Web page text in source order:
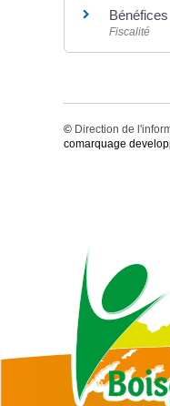
Fiscalité
© Direction de
comarquage